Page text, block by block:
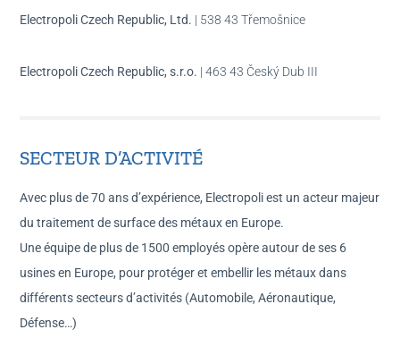
Electropoli Czech Republic, Ltd. | 538 43 Třemošnice
Electropoli Czech Republic, s.r.o. | 463 43 Český Dub III
SECTEUR D’ACTIVITÉ
Avec plus de 70 ans d’expérience, Electropoli est un acteur majeur
du traitement de surface des métaux en Europe.
Une équipe de plus de 1500 employés opère autour de ses 6
usines en Europe, pour protéger et embellir les métaux dans
différents secteurs d’activités (Automobile, Aéronautique,
Défense…)